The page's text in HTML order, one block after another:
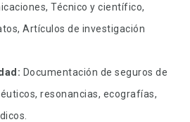
Técnico y científico,
Artículos de investigación
Documentación de seguros de
resonancias, ecografías,